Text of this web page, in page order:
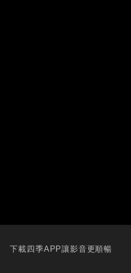
下載四季APP讓影音更順暢